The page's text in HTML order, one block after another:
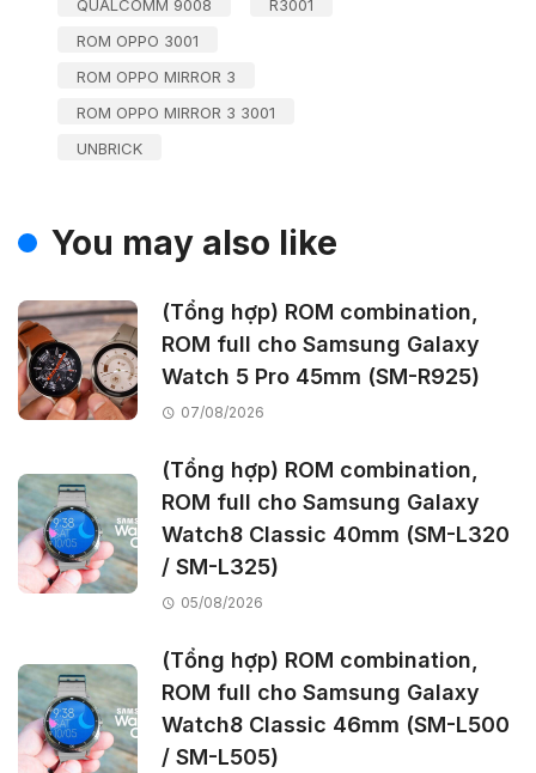
QUALCOMM 9008
R3001
ROM OPPO 3001
ROM OPPO MIRROR 3
ROM OPPO MIRROR 3 3001
UNBRICK
You may also like
(Tổng hợp) ROM combination,
ROM full cho Samsung Galaxy
Watch 5 Pro 45mm (SM-R925)
07/08/2026
(Tổng hợp) ROM combination,
ROM full cho Samsung Galaxy
Watch8 Classic 40mm (SM-L320
/ SM-L325)
05/08/2026
(Tổng hợp) ROM combination,
ROM full cho Samsung Galaxy
Watch8 Classic 46mm (SM-L500
/ SM-L505)